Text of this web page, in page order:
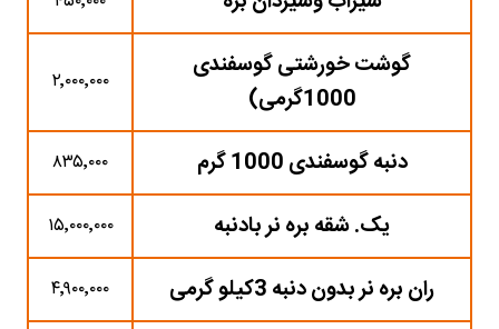
گوشت خورشتی گوسفندی
1000گرمی)
۲٬۰۰۰٬۰۰۰
دنبه گوسفندی 1000 گرم ۸۳۵٬۰۰۰
یک. شقه بره نر بادنبه ۱۵٬۰۰۰٬۰۰۰
ران بره نر بدون دنبه 3کیلو گرمی ۴٬۹۰۰٬۰۰۰